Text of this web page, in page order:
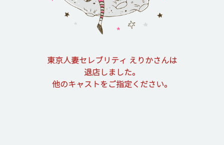
東京人妻セレブリティ えりかさんは
退店しました。
他のキャストをご指定ください。